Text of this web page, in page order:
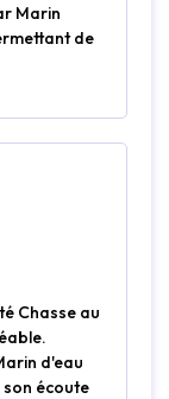
Marin
de
Chasse au
d'eau
écoute